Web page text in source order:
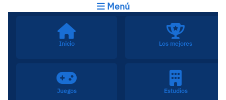
Menú
Inicio Los mejores
Juegos Estudios